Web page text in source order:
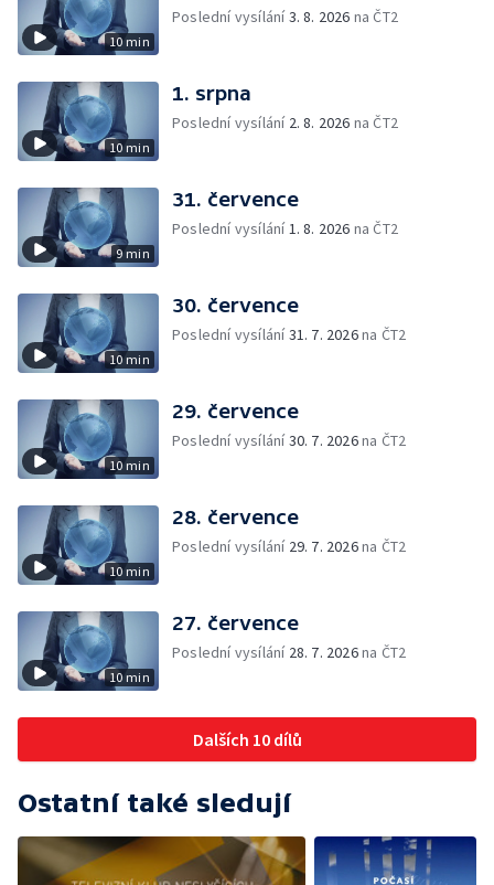
10 min
Poslední vysílání3. 8. 2026 na ČT2
10 min
1. srpna
Poslední vysílání 2. 8. 2026 na ČT2
9 min
31. července
Poslední vysílání1. 8. 2026 na ČT2
10 min
30. července
Poslední vysílání31. 7. 2026na ČT2
10 min
29. července
Poslední vysílání30. 7. 2026na ČT2
10 min
28. července
Poslední vysílání 29. 7. 2026na ČT2
10 min
27. července
Poslední vysílání 28. 7. 2026na ČT2
Dalších 10 dílů
Ostatní také sledují